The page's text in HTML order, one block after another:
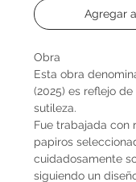
Agregar
Obra
Esta obra
(2025) es reflejo
sutileza.
Fue trabajada con
papiros
cuidadosamente
siguiendo un